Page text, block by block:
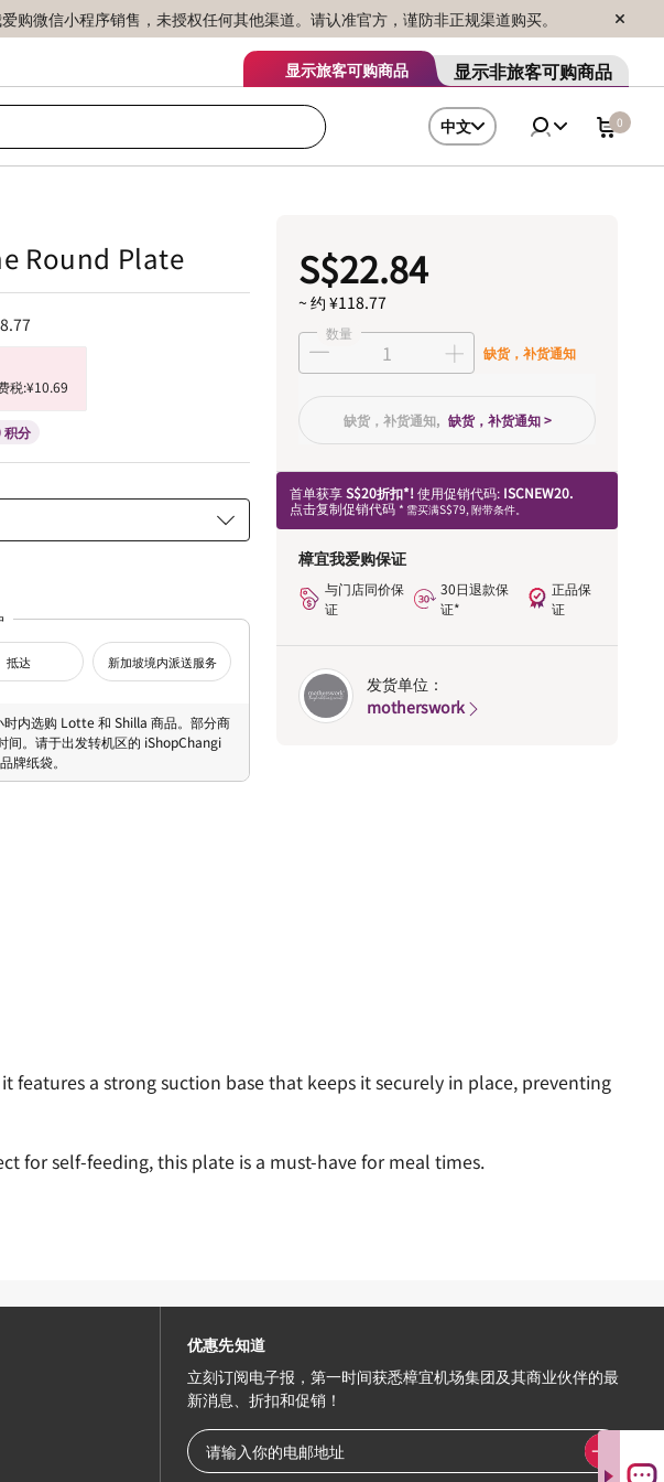
微信小程序销售，未授权任何其他渠道。请认准官方，谨防非正规渠道购买。
显示旅客可购商品 显示非旅客可购商品
中文 0
Round Plate
税:¥10.69
积分
抵达 新加坡境内派送服务
内选购 Lotte 和 Shilla 商品。部分商
间。请于出发转机区的 iShopChangi
牌纸袋。
S$22.84
~ 约 ¥118.77
数量
缺货，补货通知
缺货，补货通知, 缺货，补货通知 >
首单获享S$20折扣*! 使用促销代码: ISCNEW20.
点击复制促销代码 * 需买满S$79, 附带条件。
樟宜我爱购保证
与门店同价保
证
30日退款保
证*
正品保
证
发货单位：
motherswork
a strong suction base that keeps it securely in place, preventing
for self-feeding, this plate is a must-have for meal times.
优惠先知道
立刻订阅电子报，第一时间获悉樟宜机场集团及其商业伙伴的最
新消息、折扣和促销！